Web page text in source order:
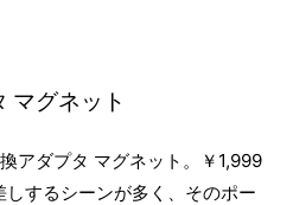
マグネット
アダプタ マグネット。￥1,999
するシーンが多く、そのポー